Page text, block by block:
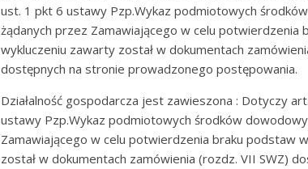
ust. 1 pkt 6 ustawy Pzp.Wykaz podmiotowych
żądanych przez Zamawiającego w celu potwierdzenia
wykluczeniu zawarty został w dokumentach
dostępnych na stronie prowadzonego postępowania.
Działalność gospodarcza jest zawieszona : Dotyczy
ustawy Pzp.Wykaz podmiotowych środków
Zamawiającego w celu potwierdzenia braku podstaw
został w dokumentach zamówienia (rozdz. VII SWZ)